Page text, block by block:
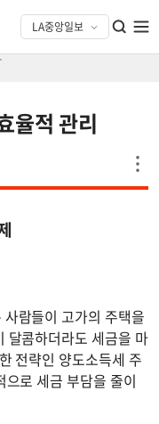
율적 관리
람들이 고가의 주택을
달콤하더라도 세금을 마
전략인 양도소득세 주
로 세금 부담을 줄이